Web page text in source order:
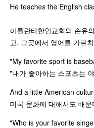
He teaches the English
아틀란타한인교회의 손유
고, 그곳에서 영어를 가르
"My favorite sport is
"내가 좋아하는 스포츠는
And a little American
미국 문화에 대해서도 배운
"Who is your favorite